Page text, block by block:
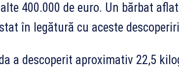
400.000 de euro. Un bărbat
în legătură cu aceste
a descoperit aproximativ 22,5